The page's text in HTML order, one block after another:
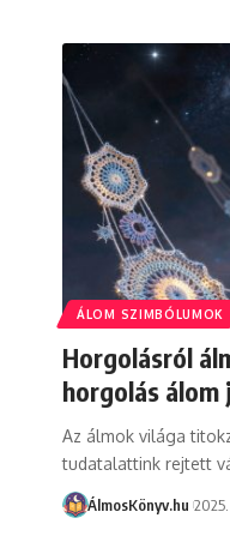
ÁLOM SZIMBÓLUMOK
Horgolásról
horgolás álom
Az álmok világa
tudatalattink rejtett
ÁlmosKönyv.hu